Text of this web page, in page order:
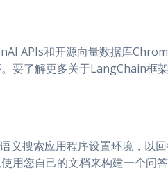
APIs和开源向量数据库
要了解更多关于LangChain框
义搜索应用程序设置环境，以
用您自己的文档来构建一个问